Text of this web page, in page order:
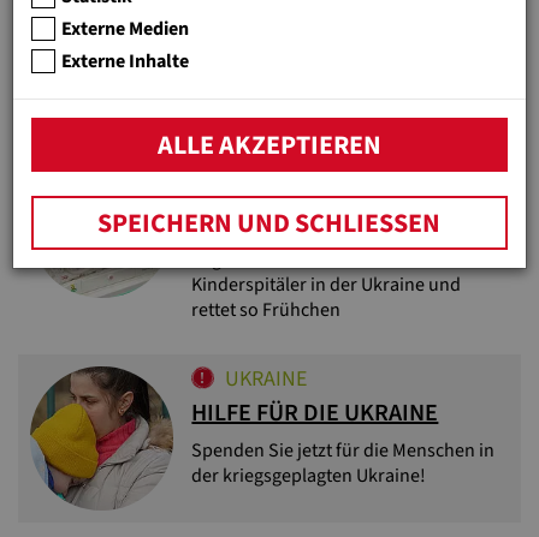
Kleinkinder in Beit Jala bei Bethlehem
UKRAINE
HILFE FÜR NEUGEBORENE
MITTEN IM KRIEG
Kinderspitäler in der Ukraine und
rettet so Frühchen
UKRAINE
HILFE FÜR DIE UKRAINE
Spenden Sie jetzt für die Menschen in
der kriegsgeplagten Ukraine!
Externe Medien
Externe Inhalte
ALLE AKZEPTIEREN
SPEICHERN UND SCHLIESSEN